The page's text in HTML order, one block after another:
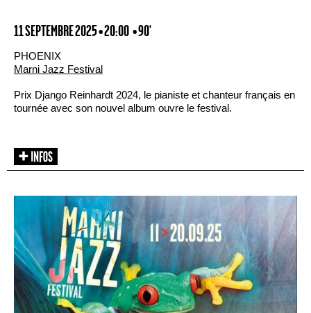
11 SEPTEMBRE 2025 • 20:00 • 90'
PHOENIX
Marni Jazz Festival
Prix Django Reinhardt 2024, le pianiste et chanteur français en
tournée avec son nouvel album ouvre le festival.